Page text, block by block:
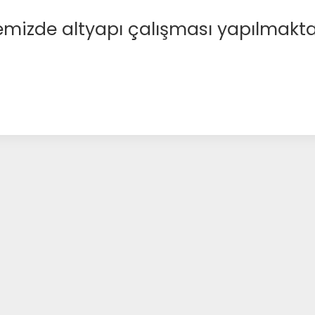
altyapı çalışması